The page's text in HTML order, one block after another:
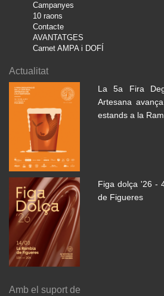
Campanyes
10 raons
Contacte
AVANTATGES
Carnet AMPA i DOFÍ
Actualitat
La 5a Fira
Artesana
estands a la
Figa dolça '26 -
de Figueres
Amb el suport de